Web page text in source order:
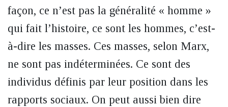
façon, ce n’est pas la généralité « homme »
qui fait l’histoire, ce sont les hommes, c’est-
à-dire les masses. Ces masses, selon Marx,
ne sont pas indéterminées. Ce sont des
individus définis par leur position dans les
rapports sociaux. On peut aussi bien dire